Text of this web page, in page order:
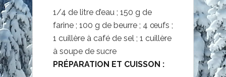
1/4 de litre d’eau ; 150 g de
farine ; 100 g de beurre ; 4 œufs ;
1 cuillère à café de sel ; 1 cuillère
à soupe de sucre
PRÉPARATION ET CUISSON :